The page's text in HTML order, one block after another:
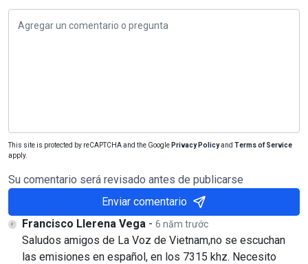
This site is protected by reCAPTCHA and the Google Privacy Policyand Terms of Service
apply.
Su comentario será revisado antes de publicarse
Enviar comentario
Francisco Llerena Vega -6 năm trước
Saludos amigos de La Voz de Vietnam,no se escuchan
las emisiones en español, en los 7315 khz. Necesito